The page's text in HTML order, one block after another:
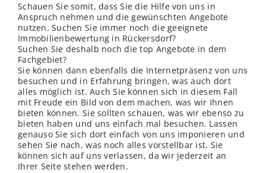
Schauen Sie somit, dass Sie die Hilfe von uns in
Anspruch nehmen und die gewünschten Angebote
nutzen. Suchen Sie immer noch die geeignete
Immobilienbewertung in Rückersdorf?
Suchen Sie deshalb noch die top Angebote in dem
Fachgebiet?
Sie können dann ebenfalls die Internetpräsenz von uns
besuchen und in Erfahrung bringen, was auch dort
alles möglich ist. Auch Sie können sich in diesem Fall
mit Freude ein Bild von dem machen, was wir Ihnen
bieten können. Sie sollten schauen, was wir ebenso zu
bieten haben und uns einfach mal besuchen. Lassen
genauso Sie sich dort einfach von uns imponieren und
sehen Sie nach, was noch alles vorstellbar ist. Sie
können sich auf uns verlassen, da wir jederzeit an
Ihrer Seite stehen werden.